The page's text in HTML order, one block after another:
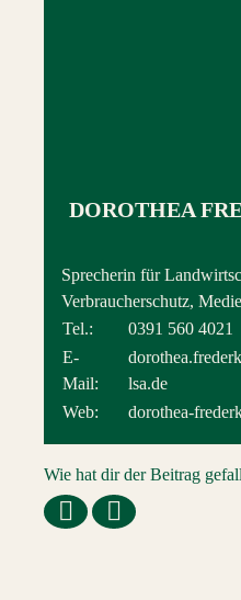
DOROTHEA
Sprecherin für
Verbraucherschutz,
Tel.:
0391 560 4021
E-
Mail:
lsa.de
Web:
dorothea-
Wie hat dir der Beitrag